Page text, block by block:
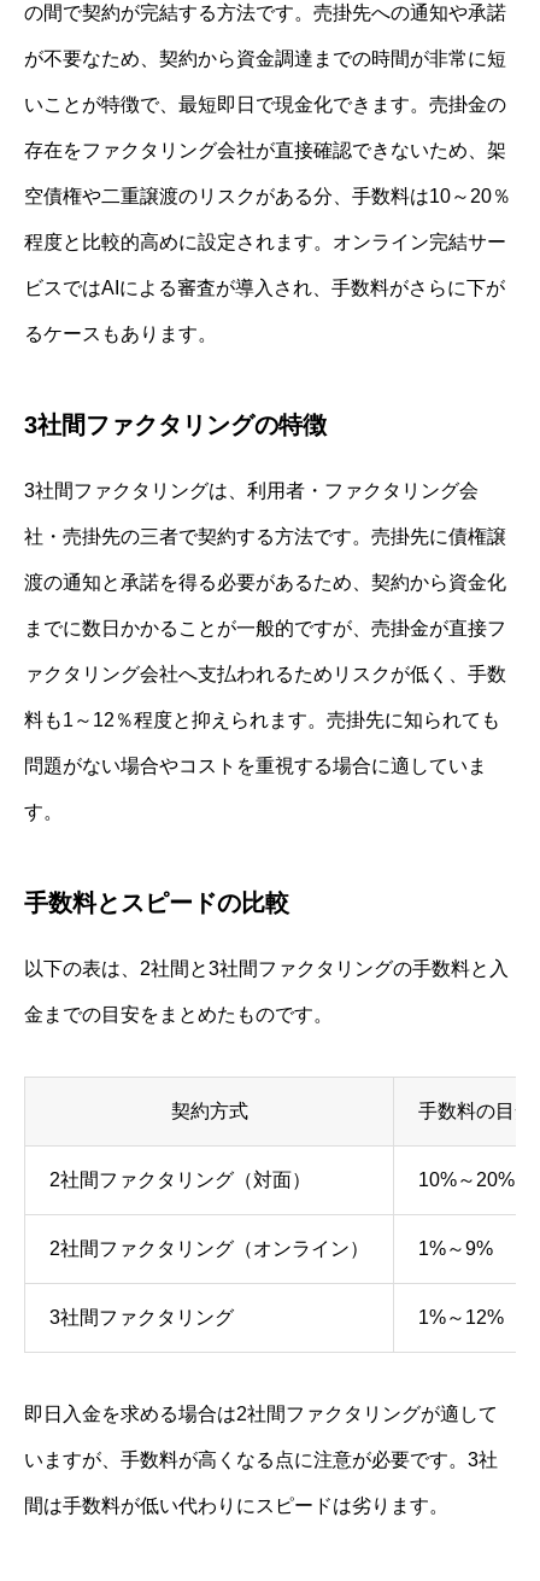
の間で契約が完結する方法です。売掛先への通知や承諾
が不要なため、契約から資金調達までの時間が非常に短
いことが特徴で、最短即日で現金化できます。売掛金の
存在をファクタリング会社が直接確認できないため、架
空債権や二重譲渡のリスクがある分、手数料は10～20％
程度と比較的高めに設定されます。オンライン完結サー
ビスではAIによる審査が導入され、手数料がさらに下が
るケースもあります。
3社間ファクタリングの特徴
3社間ファクタリングは、利用者・ファクタリング会
社・売掛先の三者で契約する方法です。売掛先に債権譲
渡の通知と承諾を得る必要があるため、契約から資金化
までに数日かかることが一般的ですが、売掛金が直接フ
ァクタリング会社へ支払われるためリスクが低く、手数
料も1～12％程度と抑えられます。売掛先に知られても
問題がない場合やコストを重視する場合に適していま
す。
手数料とスピードの比較
以下の表は、2社間と3社間ファクタリングの手数料と入
金までの目安をまとめたものです。
契約方式 手数料の目安
2社間ファクタリング（対面） 10%～20%
2社間ファクタリング（オンライン） 1%～9%
3社間ファクタリング 1%～12%
即日入金を求める場合は2社間ファクタリングが適して
いますが、手数料が高くなる点に注意が必要です。3社
間は手数料が低い代わりにスピードは劣ります。